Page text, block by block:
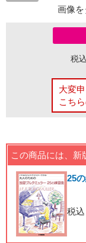
画像を
税
大変
こち
この商品には、新
25
税込